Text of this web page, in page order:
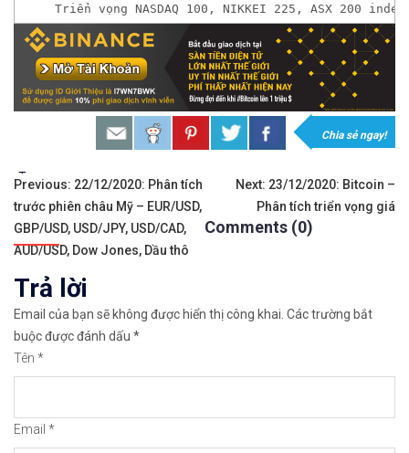
Triển vọng NASDAQ 100, NIKKEI 225, ASX 200
𝘟𝘦𝘮 𝘤𝘩𝘪 𝘵𝘪ế𝘵: https://chungkhoanforex.com/23-12-
Đầ𝐮 𝐭ư 𝐯à 𝐋ướ𝐭 𝐬ó𝐧𝐠 𝐜á𝐜 𝐜ổ 𝐩𝐡𝐢ế𝐮 𝐭𝐫ê𝐧 𝐭𝐡ị 𝐭𝐫ườ𝐧𝐠
𝘔ở 𝘵à𝘪 𝘬𝘩𝘰ả𝘯 𝘵𝘳ê𝘯 𝘴à𝘯 𝘌𝘹𝘯𝘦𝘴𝘴 𝘜𝘺 𝘛í𝘯 𝘷à 𝘱𝘩ù
Sàn hỗ trợ giao dịch hơn 100+ cổ phiếu nổi
Thuộc top 3 sàn nổi tiếng thế giới, được nhiều
Xem hướng dẫn đầy đủ tại: https://
𝘔ở 𝘵à𝘪 𝘬𝘩𝘰ả𝘯 𝘵𝘳ê𝘯 𝘴à𝘯 𝘯ổ𝘪 𝘵𝘪ế𝘯𝘨 𝘐𝘊𝘔𝘢𝘳𝘬𝘦𝘵𝘴 để
Xem cách mở tài khoản trên sàn ICMarkets:
Chia sẻ ngay!
Tags:
Điều
hướng
bài
viết
Previous: 22/12/2020: Phân tích
trước phiên châu Mỹ – EUR/USD,
GBP/USD, USD/JPY, USD/CAD,
AUD/USD, Dow Jones, Dầu thô
Next: 23/12/2020: Bitcoin –
Phân tích triển vọng giá
Comments (0)
Trả lời
Email của bạn sẽ không được hiển thị công khai. Các trường bắt
buộc được đánh dấu *
Tên *
Email *